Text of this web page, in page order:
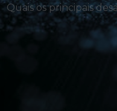
Quais os principais